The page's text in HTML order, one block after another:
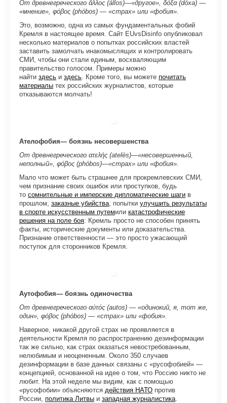
От древнегреческого ἄλλος (állos)—«другое», δόξα (dóxa) —
«мнение», φόβος (phóbos) — «страх» или «фобия».
Это, возможно, одна из самых фундаментальных фобий
Кремля в настоящее время. Сайт EUvsDisinfo опубликовал
несколько материалов о попытках российских властей
заставить замолчать инакомыслящих и контролировать
СМИ, чтобы они стали единым, восхваляющим
правительство голосом. Примеры можно
найти здесь и здесь . Кроме того, вы можете почитать
материалы тех российских журналистов, которые
отказываются молчать!
Ателофобия— боязнь несовершенства
От древнегреческого ατελής (atelès)—«несовершенный,
неполный», φόβος (phóbos)—«страх» или «фобия».
Мало что может быть страшнее для прокремлевских СМИ,
чем признание своих ошибок или проступков, будь
то сомнительные и имперские дипломатические шаги в
прошлом, заказные убийства , попытки улучшить результаты
в спорте искусственным путемили катастрофические
решения на поле боя: Кремль просто не способен принять
факты, исторические документы или доказательства.
Признание ответственности — это просто ужасающий
поступок для сторонников Кремля.
Аутофобия— боязнь одиночества
От древнегреческого αὐτός (autos) — «одинокий, я, тот же,
один», φόβος (phóbos) — «страх» или «фобия».
Наверное, никакой другой страх не проявляется в
деятельности Кремля по распространению дезинформации
так же сильно, как страх оказаться невостребованным,
нелюбимым и неоцененным. Около 350 случаев
дезинформации в базе данных связаны с «русофобией» —
концепцией, основанной на идее о том, что Россию никто не
любит. На этой неделе мы видим, как с помощью
«русофобии» объясняются действия НАТО против
России, политика Литвы и западная журналистика